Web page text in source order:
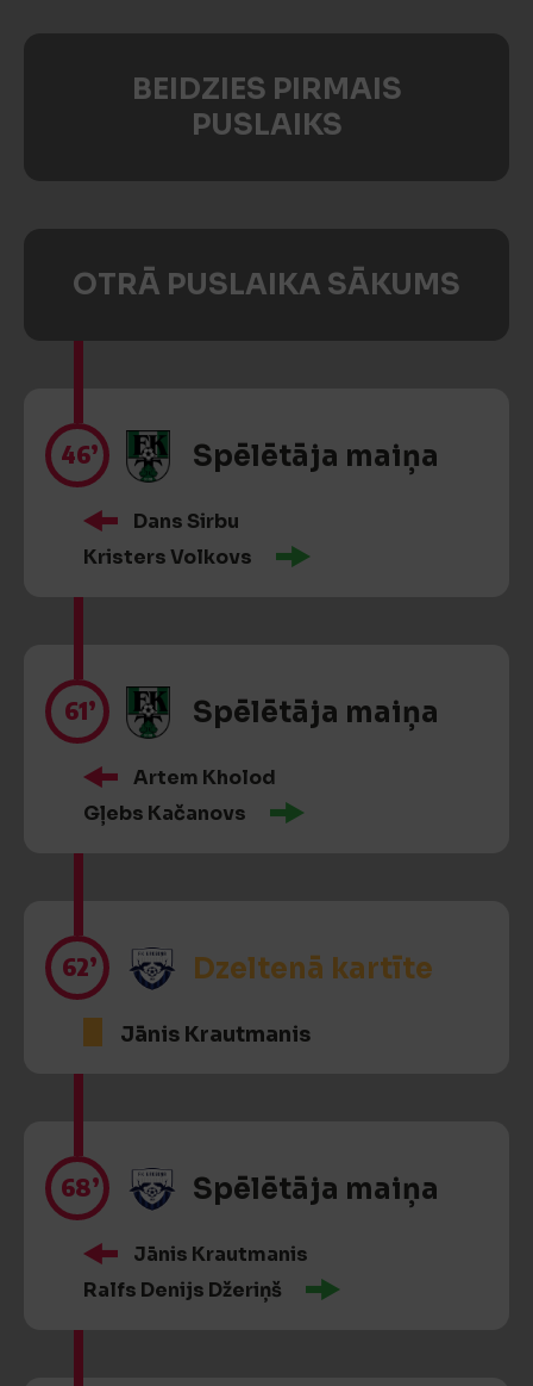
BEIDZIES PIRMAIS
PUSLAIKS
OTRĀ PUSLAIKA SĀKUMS
46’ Spēlētāja maiņa
Dans Sirbu
Kristers Volkovs
61’ Spēlētāja maiņa
Artem Kholod
Gļebs Kačanovs
62’ Dzeltenā kartīte
Jānis Krautmanis
68’ Spēlētāja maiņa
Jānis Krautmanis
Ralfs Denijs Džeriņš